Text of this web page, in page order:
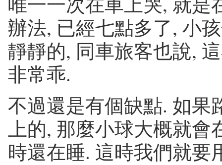
辦法, 已經七點多了, 小
靜靜的, 同車旅客也說,
非常乖.
不過還是有個缺點. 如果
上的, 那麼小球大概就會
時還在睡. 這時我們就要